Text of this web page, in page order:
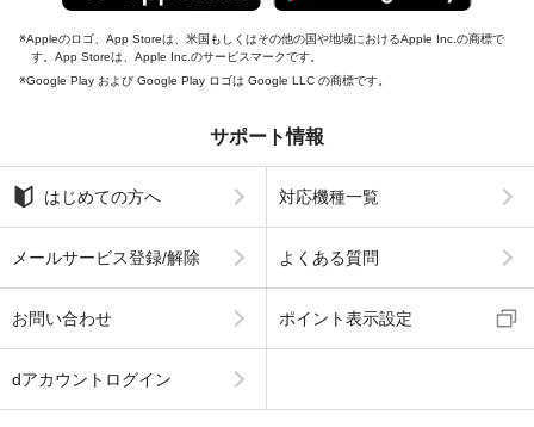
Appleのロゴ、App Storeは、米国もしくはその他の国や地域におけるApple Inc.の商標で
す。App Storeは、Apple Inc.のサービスマークです。
Google Play および Google Play ロゴは Google LLC の商標です。
サポート情報
はじめての方へ 対応機種一覧
メールサービス登録/解除 よくある質問
お問い合わせ ポイント表示設定
dアカウントログイン